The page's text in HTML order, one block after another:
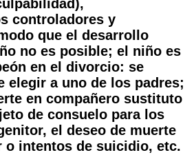
controladores y
que el desarrollo
no es posible; el niño es
en el divorcio: se
elegir a uno de los padres;
en compañero sustituto
de consuelo para los
el deseo de muerte
o intentos de suicidio, etc.